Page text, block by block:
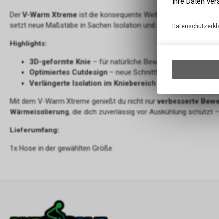
DerV-Warm Xtreme ist die konsequente Weiterentwicklung
setzt neue Maßstäbe in Sachen Isolation und Bewegungsfreiheit
Highlights:
3D-geformte Knie – für natürliche Bewegungsfreiheit und
Optimiertes Cutdesign – neue Schnittführung für
Verlängerte Isolation im Kniebereich
Mit dem V-Warm Xtreme genießt du nicht nurverbesserte
Wärmeisolierung, die dich zuverlässig vor Auskühlung schützt
Lieferumfang:
1x Hose in der gewählten Größe